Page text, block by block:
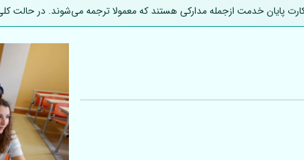
پایان خدمت ازجمله مدارکی هستند که معمولا ترجمه می‌شوند. در حالت